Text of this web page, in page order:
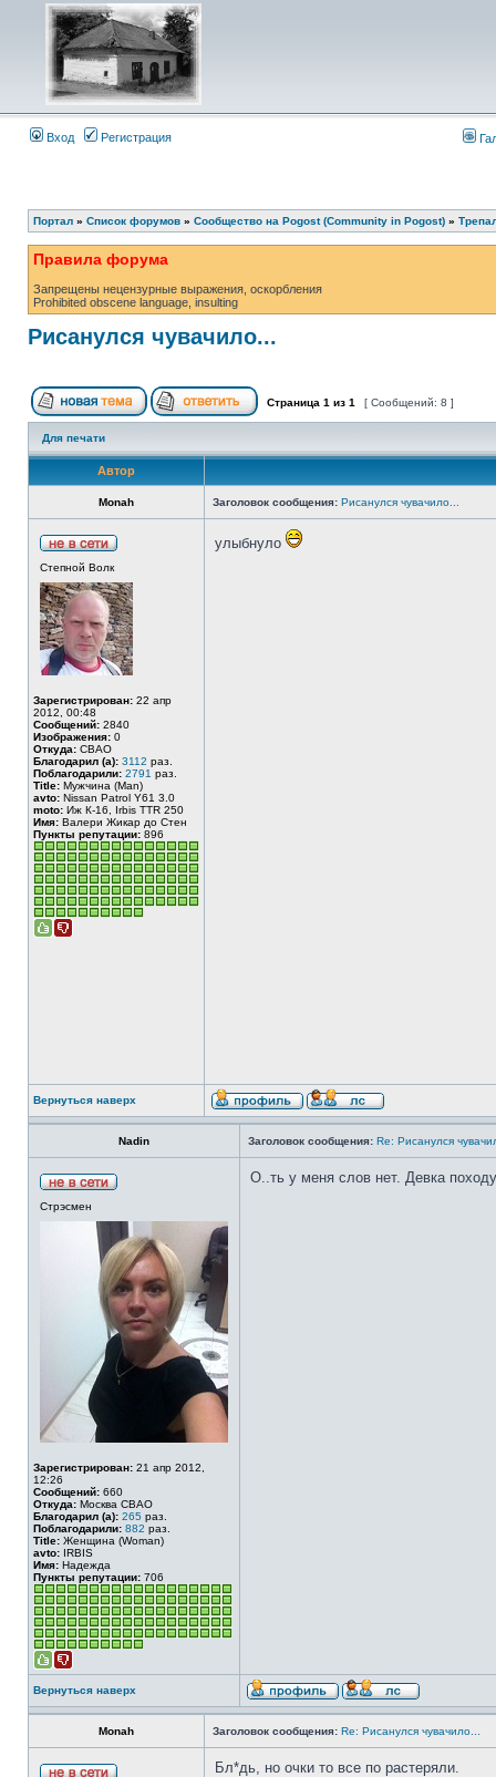
Вход Регистрация
Портал » Список форумов » Сообщество на Pogost (Community in Pogost) »
Правила форума
Запрещены нецензурные выражения, оскорбления
Prohibited obscene language, insulting
Рисанулся чувачило...
Страница 1 из 1 [ Сообщений: 8 ]
Для печати
Автор
Monah Заголовок сообщения: Рисанулся чувачило...
Степной Волк
Зарегистрирован: 22 апр
2012, 00:48
Сообщений: 2840
Изображения: 0
Откуда: СВАО
Благодарил (а): 3112 раз.
Поблагодарили: 2791 раз.
Title: Мужчина (Man)
avto: Nissan Patrol Y61 3.0
moto: Иж К-16, Irbis TTR 250
Имя: Валери Жикар до Стен
Пункты репутации: 896
улыбнуло
Вернуться наверх
Nadin Заголовок сообщения: Re: Рисанулся
Стрэсмен
Зарегистрирован: 21 апр 2012,
12:26
Сообщений: 660
Откуда: Москва СВАО
Благодарил (а): 265 раз.
Поблагодарили: 882 раз.
Title: Женщина (Woman)
avto: IRBIS
Имя: Надежда
Пункты репутации: 706
О..ть у меня слов нет. Девка
Вернуться наверх
Monah Заголовок сообщения: Re: Рисанулся чувачило...
Бл*дь, но очки то все по растеряли.